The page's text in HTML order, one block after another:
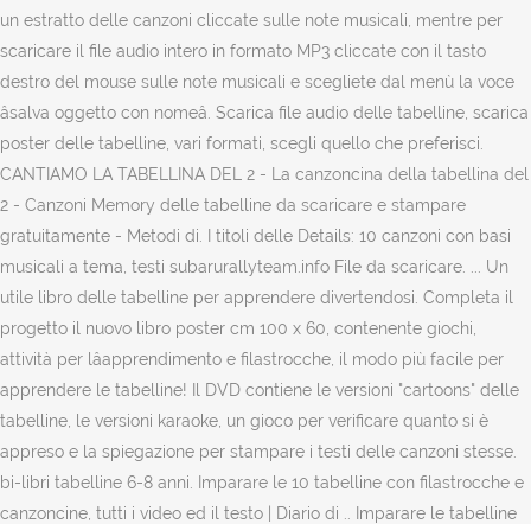
un estratto delle canzoni cliccate sulle note musicali, mentre per
scaricare il file audio intero in formato MP3 cliccate con il tasto
destro del mouse sulle note musicali e scegliete dal menù la voce
âsalva oggetto con nomeâ. Scarica file audio delle tabelline, scarica
poster delle tabelline, vari formati, scegli quello che preferisci.
CANTIAMO LA TABELLINA DEL 2 - La canzoncina della tabellina del
2 - Canzoni Memory delle tabelline da scaricare e stampare
gratuitamente - Metodi di. I titoli delle Details: 10 canzoni con basi
musicali a tema, testi subarurallyteam.info File da scaricare. ... Un
utile libro delle tabelline per apprendere divertendosi. Completa il
progetto il nuovo libro poster cm 100 x 60, contenente giochi,
attività per lâapprendimento e filastrocche, il modo più facile per
apprendere le tabelline! Il DVD contiene le versioni "cartoons" delle
tabelline, le versioni karaoke, un gioco per verificare quanto si è
appreso e la spiegazione per stampare i testi delle canzoni stesse.
bi-libri tabelline 6-8 anni. Imparare le 10 tabelline con filastrocche e
canzoncine, tutti i video ed il testo | Diario di .. Imparare le tabelline